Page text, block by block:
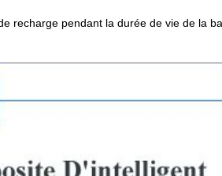
recharge pendant la durée de vie de la